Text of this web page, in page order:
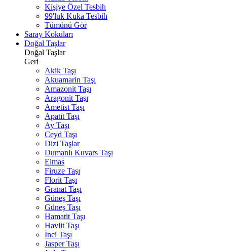
Kişiye Özel Tesbih
99'luk Kuka Tesbih
Tümünü Gör
Saray Kokuları
Doğal Taşlar
Doğal Taşlar
Geri
Akik Taşı
Akuamarin Taşı
Amazonit Taşı
Aragonit Taşı
Ametist Taşı
Apatit Taşı
Ay Taşı
Ceyd Taşı
Dizi Taşlar
Dumanlı Kuvars Taşı
Elmas
Firuze Taşı
Florit Taşı
Granat Taşı
Güneş Taşı
Güneş Taşı
Hamatit Taşı
Havlit Taşı
İnci Taşı
Jasper Taşı